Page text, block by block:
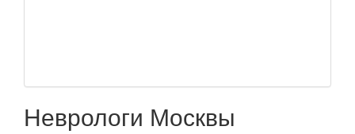
Неврологи Москвы